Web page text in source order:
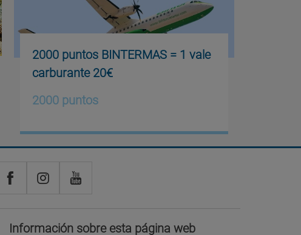
2000 puntos BINTERMAS = 1 vale
carburante 20€
2000 puntos
Información sobre esta página web